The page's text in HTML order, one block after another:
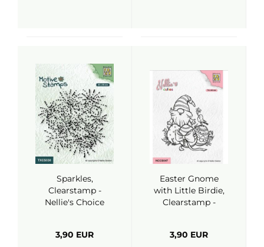
Sparkles,
Clearstamp -
Nellie's Choice
3,90 EUR
Easter Gnome
with Little Birdie,
Clearstamp -
3,90 EUR